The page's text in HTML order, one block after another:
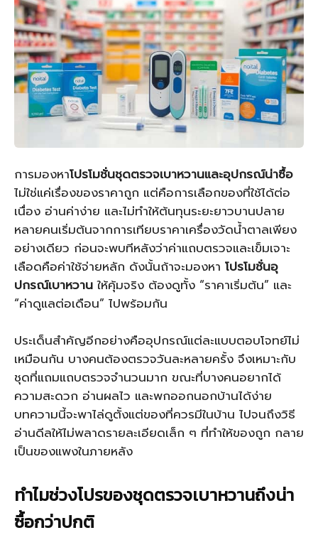
การมองหาโปรโมชั่นชุดตรวจเบาหวานและอุปกรณ์น่าซื้อ
ไม่ใช่แค่เรื่องของราคาถูก แต่คือการเลือกของที่ใช้ได้ต่อ
เนื่อง อ่านค่าง่าย และไม่ทำให้ต้นทุนระยะยาวบานปลาย
หลายคนเริ่มต้นจากการเทียบราคาเครื่องวัดน้ำตาลเพียง
อย่างเดียว ก่อนจะพบทีหลังว่าค่าแถบตรวจและเข็มเจาะ
เลือดคือค่าใช้จ่ายหลัก ดังนั้นถ้าจะมองหา โปรโมชั่นอุ
ปกรณ์เบาหวานให้คุ้มจริง ต้องดูทั้ง “ราคาเริ่มต้น” และ
“ค่าดูแลต่อเดือน” ไปพร้อมกัน
ประเด็นสำคัญอีกอย่างคืออุปกรณ์แต่ละแบบตอบโจทย์ไม่
เหมือนกัน บางคนต้องตรวจวันละหลายครั้ง จึงเหมาะกับ
ชุดที่แถมแถบตรวจจำนวนมาก ขณะที่บางคนอยากได้
ความสะดวก อ่านผลไว และพกออกนอกบ้านได้ง่าย
บทความนี้จะพาไล่ดูตั้งแต่ของที่ควรมีในบ้าน ไปจนถึงวิธี
อ่านดีลให้ไม่พลาดรายละเอียดเล็ก ๆ ที่ทำให้ของถูก กลาย
เป็นของแพงในภายหลัง
ทำไมช่วงโปรของชุดตรวจเบาหวานถึงน่า
ซื้อกว่าปกติ